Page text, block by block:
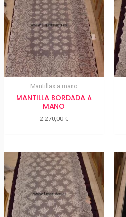
Mantillas a mano
MANTILLA BORDADA A
MANO
2.270,00 €